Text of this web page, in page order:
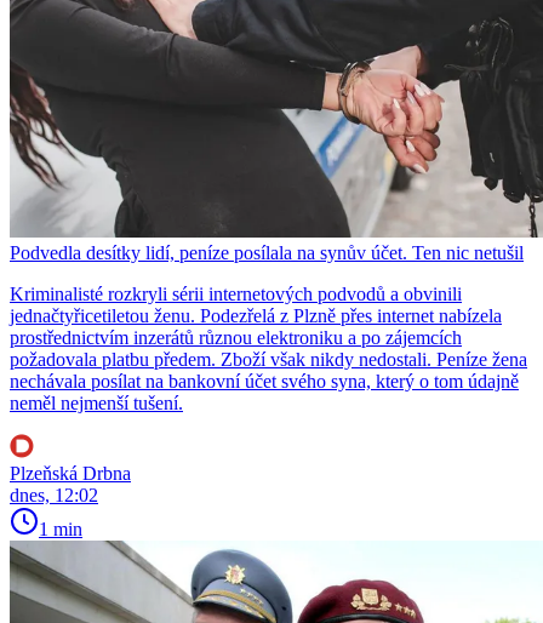
Podvedla desítky lidí, peníze posílala na synův účet. Ten nic netušil
Kriminalisté rozkryli sérii internetových podvodů a obvinili
jednačtyřicetiletou ženu. Podezřelá z Plzně přes internet nabízela
prostřednictvím inzerátů různou elektroniku a po zájemcích
požadovala platbu předem. Zboží však nikdy nedostali. Peníze žena
nechávala posílat na bankovní účet svého syna, který o tom údajně
neměl nejmenší tušení.
Plzeňská Drbna
dnes, 12:02
1 min